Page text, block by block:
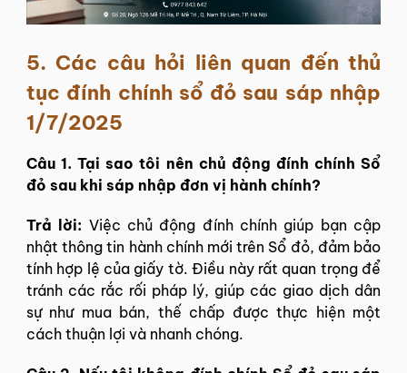
5. Các câu hỏi liên quan đến thủ
tục đính chính sổ đỏ sau sáp nhập
1/7/2025
Câu 1. Tại sao tôi nên chủ động đính chính Sổ
đỏ sau khi sáp nhập đơn vị hành chính?
Trả lời: Việc chủ động đính chính giúp bạn cập
nhật thông tin hành chính mới trên Sổ đỏ, đảm bảo
tính hợp lệ của giấy tờ. Điều này rất quan trọng để
tránh các rắc rối pháp lý, giúp các giao dịch dân
sự như mua bán, thế chấp được thực hiện một
cách thuận lợi và nhanh chóng.